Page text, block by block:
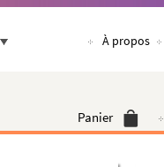
À propos
Panier